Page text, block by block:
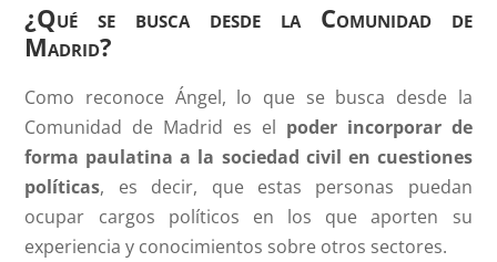
¿Qué se busca desde la Comunidad de
Madrid?
Como reconoce Ángel, lo que se busca desde la
Comunidad de Madrid es el poder incorporar de
forma paulatina a la sociedad civil en cuestiones
políticas, es decir, que estas personas puedan
ocupar cargos políticos en los que aporten su
experiencia y conocimientos sobre otros sectores.